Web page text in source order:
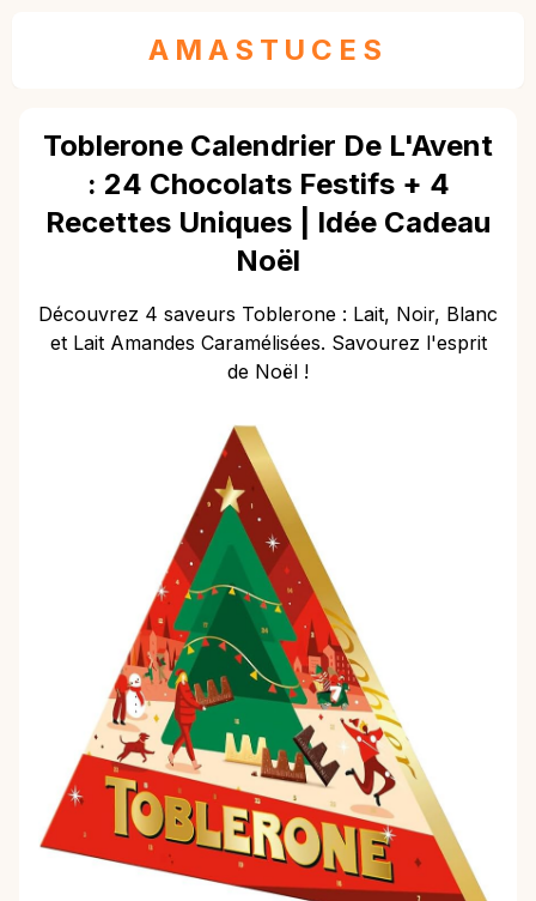
AMASTUCES
Toblerone Calendrier De L'Avent
: 24 Chocolats Festifs + 4
Recettes Uniques | Idée Cadeau
Noël
Découvrez 4 saveurs Toblerone : Lait, Noir, Blanc
et Lait Amandes Caramélisées. Savourez l'esprit
de Noël !